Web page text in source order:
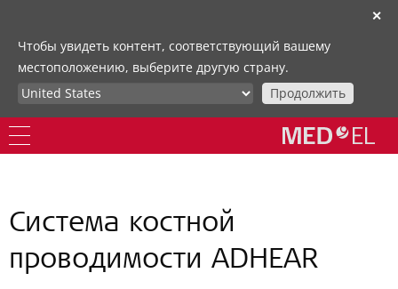
✕
Чтобы увидеть контент, соответствующий вашему
местоположению, выберите другую страну.
Продолжить
Система костной
проводимости ADHEAR